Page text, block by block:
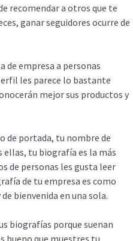
recomendar a otros que te
ganar seguidores ocurre de
de empresa a personas
les parece lo bastante
mejor sus productos y
de portada, tu nombre de
ellas, tu biografía es la más
de personas les gusta leer
de tu empresa es como
bienvenida en una sola.
biografías porque suenan
bueno que muestres tu